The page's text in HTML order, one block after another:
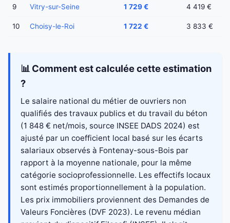
9 Vitry-sur-Seine 1 729 € 4 419 €
10 Choisy-le-Roi 1 722 € 3 833 €
📊 Comment est calculée cette estimation
?
Le salaire national du métier de ouvriers non
qualifiés des travaux publics et du travail du béton
(1 848 € net/mois, source INSEE DADS 2024) est
ajusté par un coefficient local basé sur les écarts
salariaux observés à Fontenay-sous-Bois par
rapport à la moyenne nationale, pour la même
catégorie socioprofessionnelle. Les effectifs locaux
sont estimés proportionnellement à la population.
Les prix immobiliers proviennent des Demandes de
Valeurs Foncières (DVF 2023). Le revenu médian